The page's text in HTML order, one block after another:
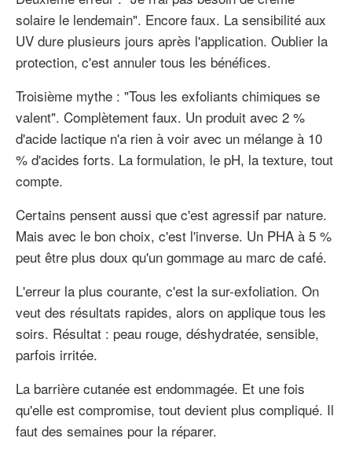
solaire le lendemain". Encore faux. La sensibilité aux
UV dure plusieurs jours après l'application. Oublier la
protection, c'est annuler tous les bénéfices.
Troisième mythe : "Tous les exfoliants chimiques se
valent". Complètement faux. Un produit avec 2 %
d'acide lactique n'a rien à voir avec un mélange à 10
% d'acides forts. La formulation, le pH, la texture, tout
compte.
Certains pensent aussi que c'est agressif par nature.
Mais avec le bon choix, c'est l'inverse. Un PHA à 5 %
peut être plus doux qu'un gommage au marc de café.
L'erreur la plus courante, c'est la sur-exfoliation. On
veut des résultats rapides, alors on applique tous les
soirs. Résultat : peau rouge, déshydratée, sensible,
parfois irritée.
La barrière cutanée est endommagée. Et une fois
qu'elle est compromise, tout devient plus compliqué. Il
faut des semaines pour la réparer.